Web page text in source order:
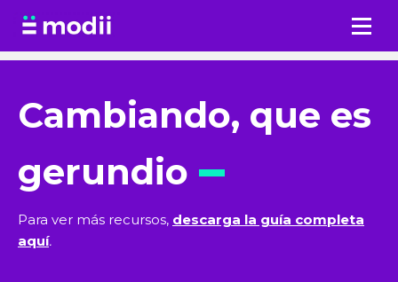
Saltar
Cambiando, que es
gerundio
Para ver más recursos, descarga la guía completa
aquí.